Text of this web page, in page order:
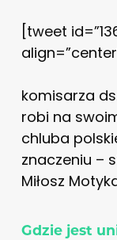
[tweet
komisarza
robi na
chluba
znaczeniu –
Miłosz
Gdzie jest